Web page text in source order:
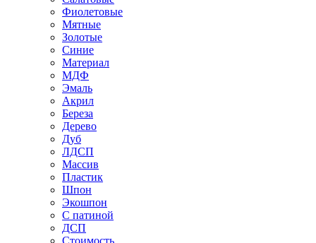
Фиолетовые
Мятные
Золотые
Синие
Материал
МДФ
Эмаль
Акрил
Береза
Дерево
Дуб
ЛДСП
Массив
Пластик
Шпон
Экошпон
С патиной
ДСП
Стоимость